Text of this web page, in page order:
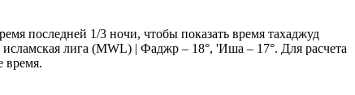
последней 1/3 ночи, чтобы показать время тахаджуд
лига (MWL) | Фаджр – 18°, 'Иша – 17°. Для расчета
время.